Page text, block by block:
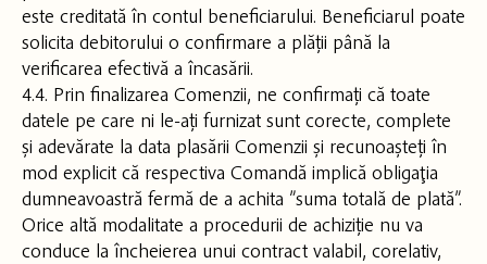
este creditată în contul beneficiarului. Beneficiarul poate
solicita debitorului o confirmare a plății până la
verificarea efectivă a încasării.
4.4. Prin finalizarea Comenzii, ne confirmați că toate
datele pe care ni le-ați furnizat sunt corecte, complete
și adevărate la data plasării Comenzii și recunoașteți în
mod explicit că respectiva Comandă implică obligaţia
dumneavoastră fermă de a achita ”suma totală de plată”.
Orice altă modalitate a procedurii de achiziție nu va
conduce la încheierea unui contract valabil, corelativ,